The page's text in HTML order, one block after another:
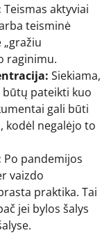
Teismas aktyviai
teisminė
raginimu.
Siekiama,
pateikti kuo
gali būti
kodėl negalėjo to
Po pandemijos
vaizdo
praktika. Tai
jei bylos šalys